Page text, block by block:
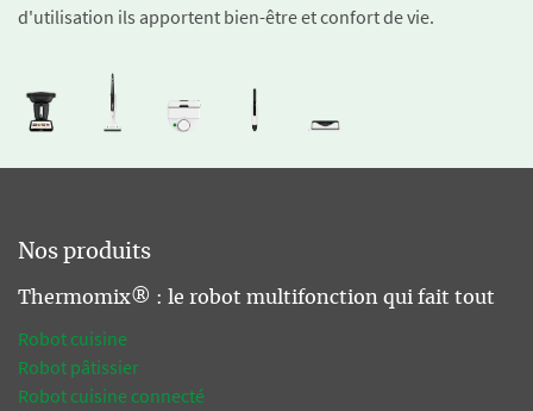
d'utilisation ils apportent bien-être et confort de vie.
Nos produits
Thermomix® : le robot multifonction qui fait tout
Robot cuisine
Robot pâtissier
Robot cuisine connecté